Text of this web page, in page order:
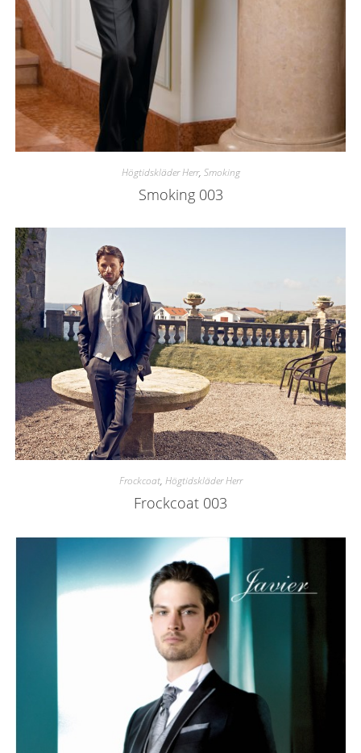
Högtidskläder Herr, Smoking
Smoking 003
Frockcoat, Högtidskläder Herr
Frockcoat 003